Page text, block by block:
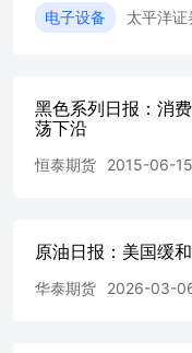
将影响进口回归
弱。 中长期来
需求仍有一定支
璃】 逻辑：供
量会回升至
形成一定推动，
应后期仍会阶段
电子设备 太平洋证
黑色系列日报：消
荡下沿
恒泰期货 2015-06-15
原油日报：美国缓
华泰期货 2026-03-